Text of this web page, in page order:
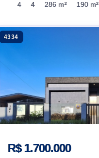
4 4 286 m² 190 m²
4334
R$ 1.700.000